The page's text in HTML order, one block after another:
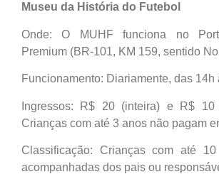
Museu da História do Futebol
Onde: O MUHF funciona no
Premium (BR-101, KM 159, sentido
Funcionamento: Diariamente, das 14h
Ingressos: R$ 20 (inteira) e R$ 10
Crianças com até 3 anos não pagam
Classificação: Crianças com até
acompanhadas dos pais ou